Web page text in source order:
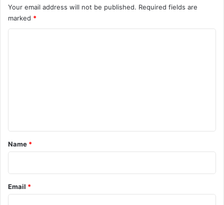
’द
Your email address will not be published. Required fields are
marked *
*
Name *
Email *